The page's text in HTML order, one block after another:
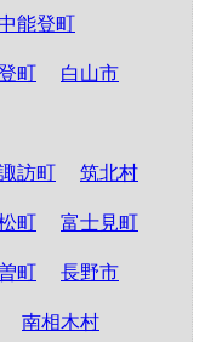
能登町
町 白山市
訪町 筑北村
松町 富士見町
町 長野市
南相木村